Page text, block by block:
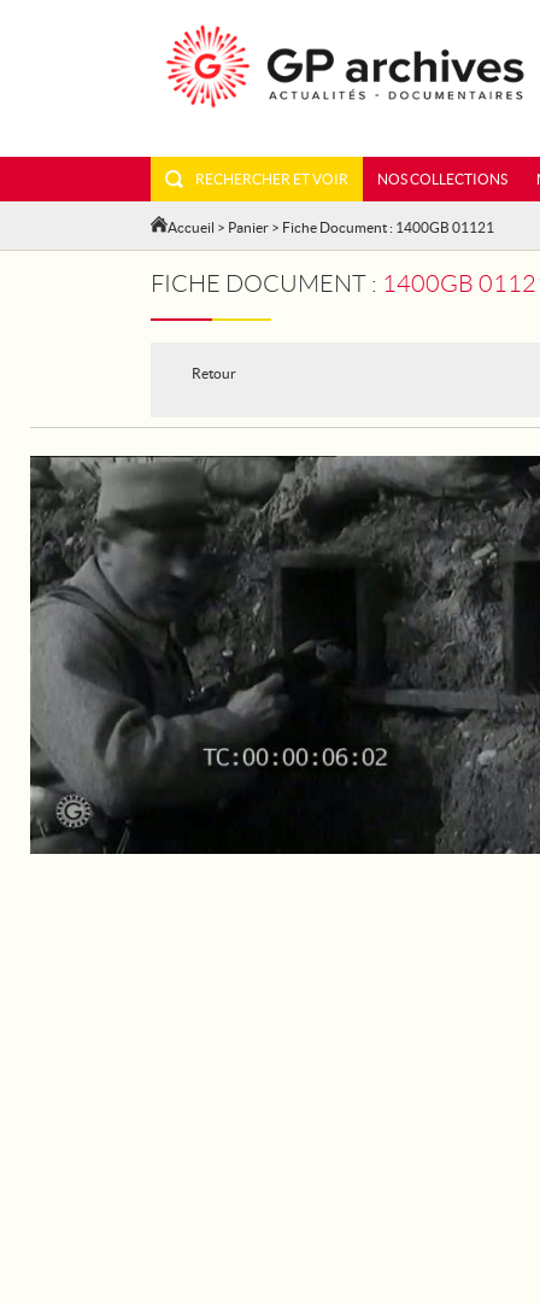
RECHERCHER ET VOIR NOS COLLECTIONS
Accueil > Panier > Fiche Document : 1400GB 01121
FICHE DOCUMENT : 1400GB 01121 -
Retour